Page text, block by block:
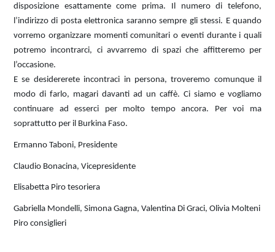
disposizione esattamente come prima. Il numero di telefono,
l’indirizzo di posta elettronica saranno sempre gli stessi. E quando
vorremo organizzare momenti comunitari o eventi durante i quali
potremo incontrarci, ci avvarremo di spazi che affitteremo per
l’occasione.
E se desidererete incontraci in persona, troveremo comunque il
modo di farlo, magari davanti ad un caffè. Ci siamo e vogliamo
continuare ad esserci per molto tempo ancora. Per voi ma
soprattutto per il Burkina Faso.
Ermanno Taboni, Presidente
Claudio Bonacina, Vicepresidente
Elisabetta Piro tesoriera
Gabriella Mondelli, Simona Gagna, Valentina Di Graci, Olivia Molteni
Piro consiglieri